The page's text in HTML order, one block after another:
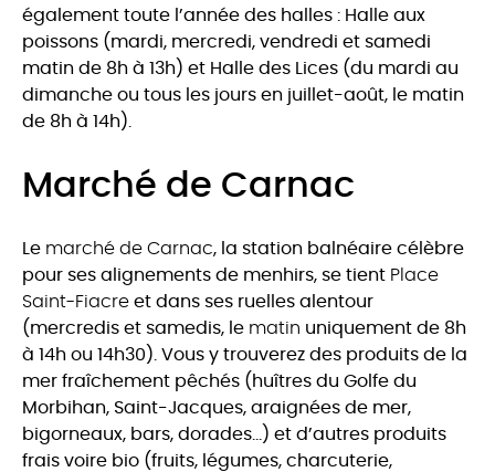
également toute l’année des halles : Halle aux
poissons (mardi, mercredi, vendredi et samedi
matin de 8h à 13h) et Halle des Lices (du mardi au
dimanche ou tous les jours en juillet-août, le matin
de 8h à 14h).
Marché de Carnac
Le marché de Carnac, la station balnéaire célèbre
pour ses alignements de menhirs, se tient Place
Saint-Fiacre et dans ses ruelles alentour
(mercredis et samedis, le matin uniquement de 8h
à 14h ou 14h30). Vous y trouverez des produits de la
mer fraîchement pêchés (huîtres du Golfe du
Morbihan, Saint-Jacques, araignées de mer,
bigorneaux, bars, dorades…) et d’autres produits
frais voire bio (fruits, légumes, charcuterie,